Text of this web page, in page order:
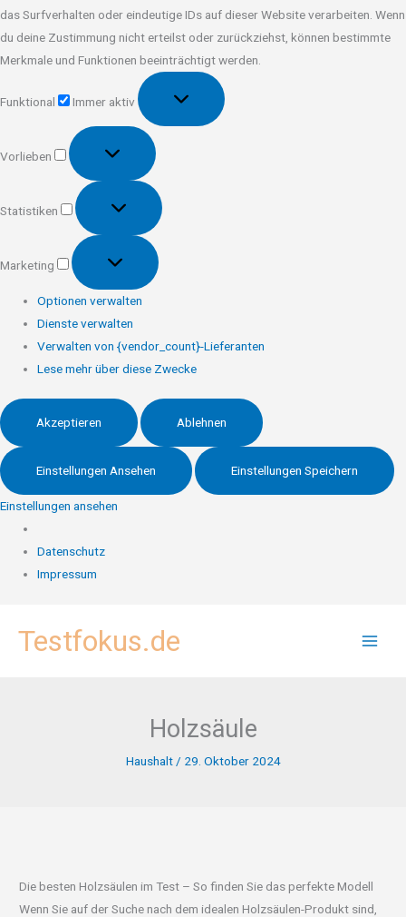
das Surfverhalten oder eindeutige IDs auf dieser Website verarbeiten. Wenn
du deine Zustimmung nicht erteilst oder zurückziehst, können bestimmte
Merkmale und Funktionen beeinträchtigt werden.
Funktional
Immer aktiv
Vorlieben
Vorlieben
Statistiken
Statistiken
Marketing
Marketing
Optionen verwalten
Dienste verwalten
Verwalten von {vendor_count}-Lieferanten
Lese mehr über diese Zwecke
Akzeptieren Ablehnen
Einstellungen Ansehen Einstellungen Speichern
Einstellungen ansehen
Datenschutz
Impressum
InhaltTestfokus.de
Holzsäule
Haushalt/ 29. Oktober 2024
Die besten Holzsäulen im Test – So finden Sie das perfekte Modell
Wenn Sie auf der Suche nach dem idealen Holzsäulen-Produkt sind,